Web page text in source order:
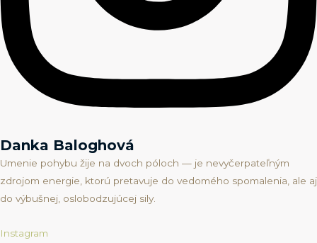
Danka Baloghová
Umenie pohybu žije na dvoch póloch — je nevyčerpateľným
zdrojom energie, ktorú pretavuje do vedomého spomalenia, ale aj
do výbušnej, oslobodzujúcej sily.
Instagram